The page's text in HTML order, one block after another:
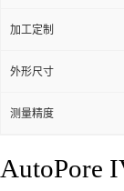
加工定制
外形尺寸
测量精度
AutoPore